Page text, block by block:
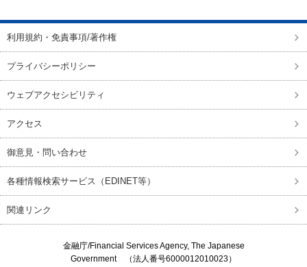
利用規約・免責事項/著作権
プライバシーポリシー
ウェブアクセシビリティ
アクセス
御意見・問い合わせ
各種情報検索サービス（EDINET等）
関連リンク
金融庁/Financial Services Agency, The Japanese
Government（法人番号6000012010023）